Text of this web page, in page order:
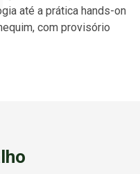
até a prática hands-on
com provisório